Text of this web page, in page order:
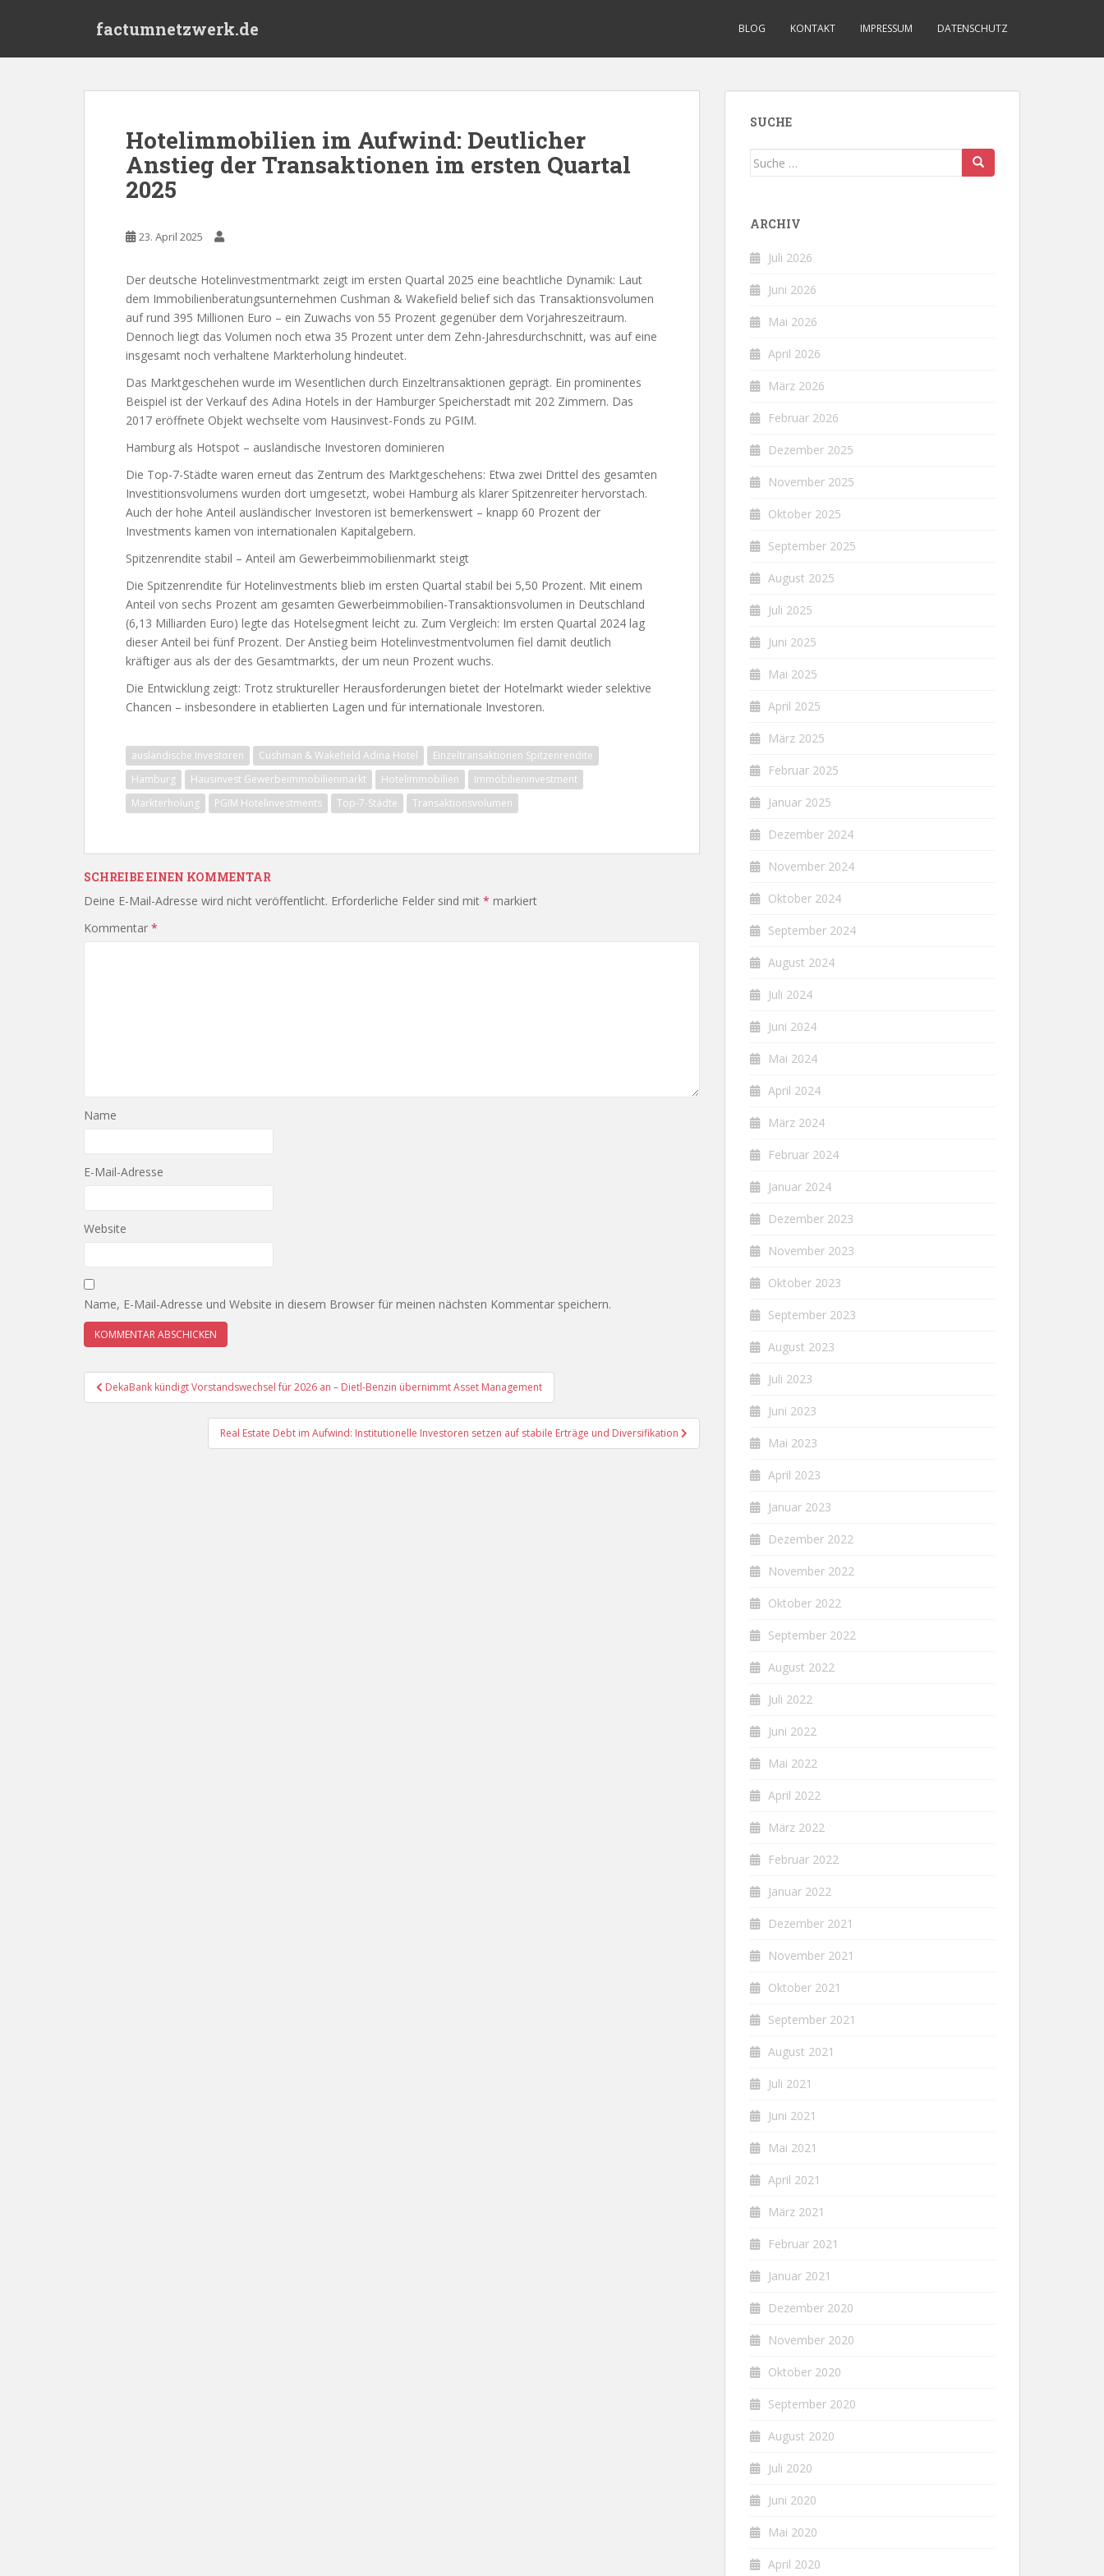
factumnetzwerk.de BLOG KONTAKT IMPRESSUM DATENSCHUTZ
Hotelimmobilien im Aufwind: Deutlicher
Anstieg der Transaktionen im ersten Quartal
2025
23. April 2025
Der deutsche Hotelinvestmentmarkt zeigt im ersten Quartal 2025 eine beachtliche Dynamik: Laut
dem Immobilienberatungsunternehmen Cushman & Wakefield belief sich das Transaktionsvolumen
auf rund 395 Millionen Euro – ein Zuwachs von 55 Prozent gegenüber dem Vorjahreszeitraum.
Dennoch liegt das Volumen noch etwa 35 Prozent unter dem Zehn-Jahresdurchschnitt, was auf eine
insgesamt noch verhaltene Markterholung hindeutet.
Das Marktgeschehen wurde im Wesentlichen durch Einzeltransaktionen geprägt. Ein prominentes
Beispiel ist der Verkauf des Adina Hotels in der Hamburger Speicherstadt mit 202 Zimmern. Das
2017 eröffnete Objekt wechselte vom Hausinvest-Fonds zu PGIM.
Hamburg als Hotspot – ausländische Investoren dominieren
Die Top-7-Städte waren erneut das Zentrum des Marktgeschehens: Etwa zwei Drittel des gesamten
Investitionsvolumens wurden dort umgesetzt, wobei Hamburg als klarer Spitzenreiter hervorstach.
Auch der hohe Anteil ausländischer Investoren ist bemerkenswert – knapp 60 Prozent der
Investments kamen von internationalen Kapitalgebern.
Spitzenrendite stabil – Anteil am Gewerbeimmobilienmarkt steigt
Die Spitzenrendite für Hotelinvestments blieb im ersten Quartal stabil bei 5,50 Prozent. Mit einem
Anteil von sechs Prozent am gesamten Gewerbeimmobilien-Transaktionsvolumen in Deutschland
(6,13 Milliarden Euro) legte das Hotelsegment leicht zu. Zum Vergleich: Im ersten Quartal 2024 lag
dieser Anteil bei fünf Prozent. Der Anstieg beim Hotelinvestmentvolumen fiel damit deutlich
kräftiger aus als der des Gesamtmarkts, der um neun Prozent wuchs.
Die Entwicklung zeigt: Trotz struktureller Herausforderungen bietet der Hotelmarkt wieder selektive
Chancen – insbesondere in etablierten Lagen und für internationale Investoren.
ausländische Investoren Cushman & Wakefield Adina Hotel
Einzeltransaktionen Spitzenrendite
Hamburg
Hausinvest Gewerbeimmobilienmarkt Hotelimmobilien
Immobilieninvestment
Markterholung
PGIM Hotelinvestments Top-7-Städte Transaktionsvolumen
SCHREIBE EINEN KOMMENTAR
Deine E-Mail-Adresse wird nicht veröffentlicht. Erforderliche Felder sind mit * markiert
Kommentar *
Name
E-Mail-Adresse
Website
Name, E-Mail-Adresse und Website in diesem Browser für meinen nächsten Kommentar speichern.
Beitragsnavigation
DekaBank kündigt Vorstandswechsel für 2026 an – Dietl-Benzin übernimmt Asset Management
Real Estate Debt im Aufwind: Institutionelle Investoren setzen auf stabile Erträge und Diversifikation
SUCHE
Suche
ARCHIV
Juli 2026
Juni 2026
Mai 2026
April 2026
März 2026
Februar 2026
Dezember 2025
November 2025
Oktober 2025
September 2025
August 2025
Juli 2025
Juni 2025
Mai 2025
April 2025
März 2025
Februar 2025
Januar 2025
Dezember 2024
November 2024
Oktober 2024
September 2024
August 2024
Juli 2024
Juni 2024
Mai 2024
April 2024
März 2024
Februar 2024
Januar 2024
Dezember 2023
November 2023
Oktober 2023
September 2023
August 2023
Juli 2023
Juni 2023
Mai 2023
April 2023
Januar 2023
Dezember 2022
November 2022
Oktober 2022
September 2022
August 2022
Juli 2022
Juni 2022
Mai 2022
April 2022
März 2022
Februar 2022
Januar 2022
Dezember 2021
November 2021
Oktober 2021
September 2021
August 2021
Juli 2021
Juni 2021
Mai 2021
April 2021
März 2021
Februar 2021
Januar 2021
Dezember 2020
November 2020
Oktober 2020
September 2020
August 2020
Juli 2020
Juni 2020
Mai 2020
April 2020